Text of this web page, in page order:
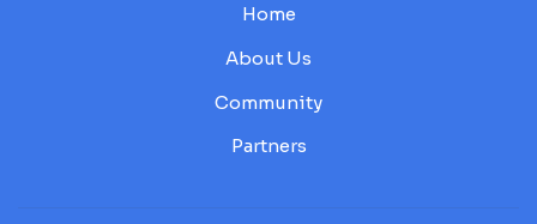
Home
About Us
Community
Partners